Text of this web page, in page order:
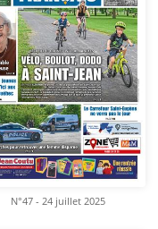
N°47 - 24 juillet 2025